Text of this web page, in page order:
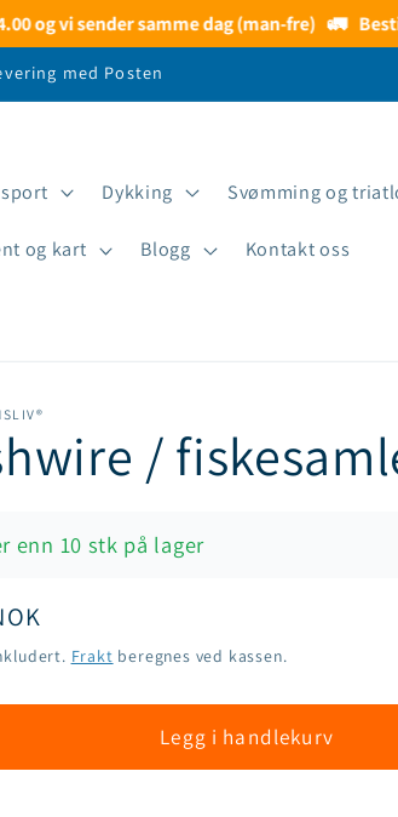
og vi sender samme dag (man-fre) 🚛 Bestill
med Posten
Dykking Svømming og
og kart Blogg Kontakt oss
/
enn 10 stk på lager
Frakt beregnes ved kassen.
Legg i handlekurv